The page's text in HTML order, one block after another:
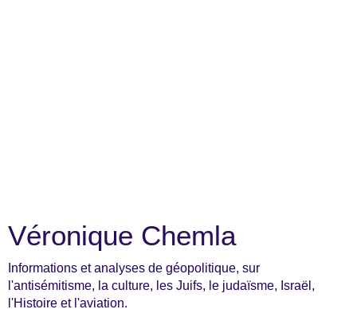
Véronique Chemla
Informations et analyses de géopolitique, sur
l'antisémitisme, la culture, les Juifs, le judaïsme, Israël,
l'Histoire et l'aviation.